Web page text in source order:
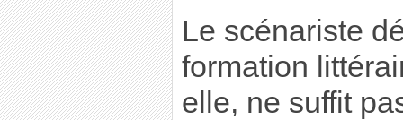
Le scénariste
formation
elle, ne suffit